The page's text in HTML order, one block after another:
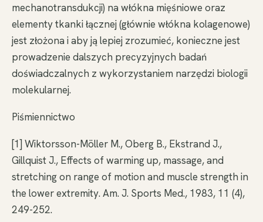
mechanotransdukcji) na włókna mięśniowe oraz
elementy tkanki łącznej (głównie włókna kolagenowe)
jest złożona i aby ją lepiej zrozumieć, konieczne jest
prowadzenie dalszych precyzyjnych badań
doświadczalnych z wykorzystaniem narzędzi biologii
molekularnej.
Piśmiennictwo
[1] Wiktorsson-Möller M., Oberg B., Ekstrand J.,
Gillquist J., Effects of warming up, massage, and
stretching on range of motion and muscle strength in
the lower extremity. Am. J. Sports Med., 1983, 11 (4),
249-252.